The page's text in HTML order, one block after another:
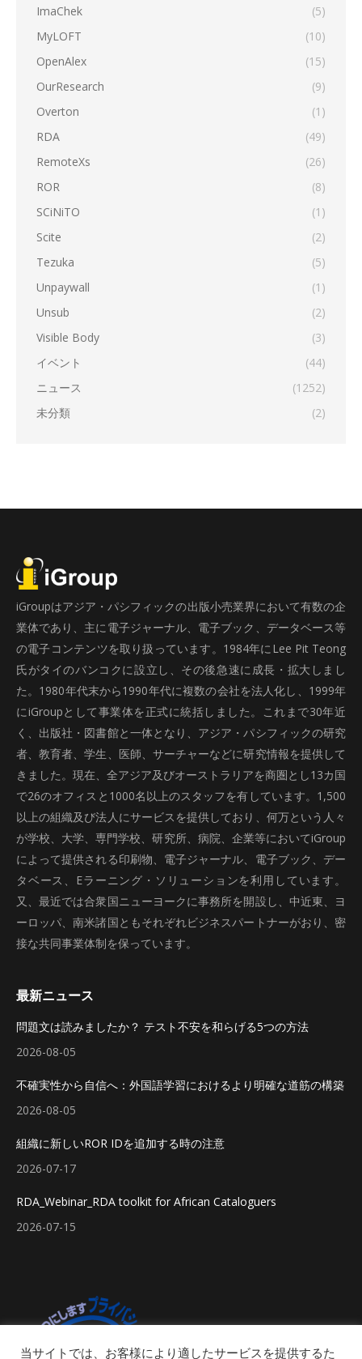
ImaChek
(5)
MyLOFT
(10)
OpenAlex
(15)
OurResearch
(9)
Overton
(1)
RDA
(49)
RemoteXs
(26)
ROR
(8)
SCiNiTO
(1)
Scite
(2)
Tezuka
(5)
Unpaywall
(1)
Unsub
(2)
Visible Body
(3)
イベント
(44)
ニュース
(1252)
未分類
(2)
iGroupはアジア・パシフィックの出版小売業界において有数の企
業体であり、主に電子ジャーナル、電子ブック、データベース等
の電子コンテンツを取り扱っています。1984年にLee Pit Teong
氏がタイのバンコクに設立し、その後急速に成長・拡大しまし
た。1980年代末から1990年代に複数の会社を法人化し、1999年
にiGroupとして事業体を正式に統括しました。これまで30年近
く、出版社・図書館と一体となり、アジア・パシフィックの研究
者、教育者、学生、医師、サーチャーなどに研究情報を提供して
きました。現在、全アジア及びオーストラリアを商圏とし13カ国
で26のオフィスと1000名以上のスタッフを有しています。1,500
以上の組織及び法人にサービスを提供しており、何万という人々
が学校、大学、専門学校、研究所、病院、企業等においてiGroup
によって提供される印刷物、電子ジャーナル、電子ブック、デー
タベース、Eラーニング・ソリューションを利用しています。
又、最近では合衆国ニューヨークに事務所を開設し、中近東、ヨ
ーロッパ、南米諸国ともそれぞれビジネスパートナーがおり、密
接な共同事業体制を保っています。
最新ニュース
問題文は読みましたか？ テスト不安を和らげる5つの方法
2026-08-05
不確実性から自信へ：外国語学習におけるより明確な道筋の構築
2026-08-05
組織に新しいROR IDを追加する時の注意
2026-07-17
RDA_Webinar_RDA toolkit for African Cataloguers
2026-07-15
当サイトでは、お客様により適したサービスを提供するた